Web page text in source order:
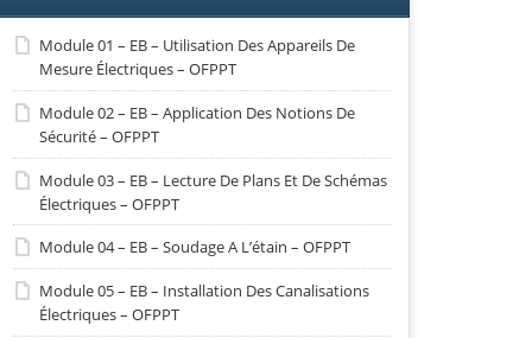
Module 01 – EB – Utilisation Des Appareils De
Mesure Électriques – OFPPT
Module 02 – EB – Application Des Notions De
Sécurité – OFPPT
Module 03 – EB – Lecture De Plans Et De Schémas
Électriques – OFPPT
Module 04 – EB – Soudage A L’étain – OFPPT
Module 05 – EB – Installation Des Canalisations
Électriques – OFPPT